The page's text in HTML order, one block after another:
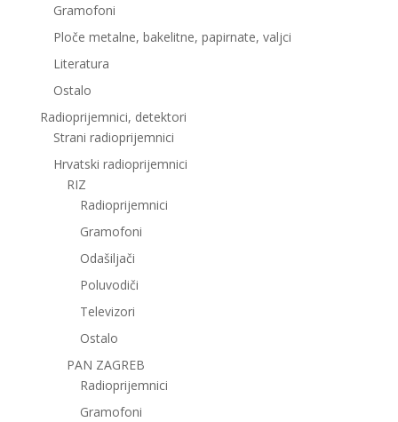
Gramofoni
Ploče metalne, bakelitne, papirnate, valjci
Literatura
Ostalo
Radioprijemnici, detektori
Strani radioprijemnici
Hrvatski radioprijemnici
RIZ
Radioprijemnici
Gramofoni
Odašiljači
Poluvodiči
Televizori
Ostalo
PAN ZAGREB
Radioprijemnici
Gramofoni